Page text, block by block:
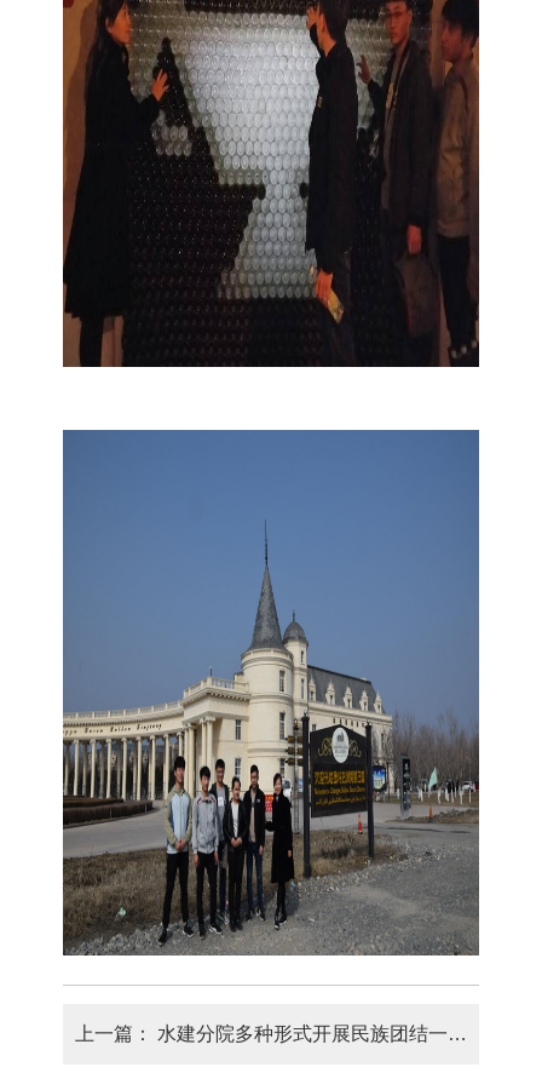
上一篇： 水建分院多种形式开展民族团结一家亲活动 ——民族团结一家亲活动中结对师生观看电影《库尔班大叔上北京》